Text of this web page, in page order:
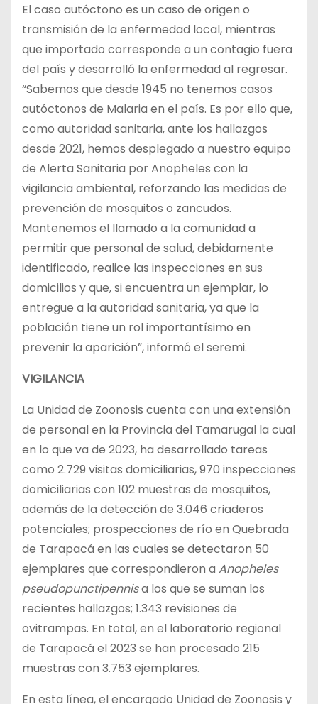
El caso autóctono es un caso de origen o
transmisión de la enfermedad local, mientras
que importado corresponde a un contagio fuera
del país y desarrolló la enfermedad al regresar.
“Sabemos que desde 1945 no tenemos casos
autóctonos de Malaria en el país. Es por ello que,
como autoridad sanitaria, ante los hallazgos
desde 2021, hemos desplegado a nuestro equipo
de Alerta Sanitaria por Anopheles con la
vigilancia ambiental, reforzando las medidas de
prevención de mosquitos o zancudos.
Mantenemos el llamado a la comunidad a
permitir que personal de salud, debidamente
identificado, realice las inspecciones en sus
domicilios y que, si encuentra un ejemplar, lo
entregue a la autoridad sanitaria, ya que la
población tiene un rol importantísimo en
prevenir la aparición”, informó el seremi.
VIGILANCIA
La Unidad de Zoonosis cuenta con una extensión
de personal en la Provincia del Tamarugal la cual
en lo que va de 2023, ha desarrollado tareas
como 2.729 visitas domiciliarias, 970 inspecciones
domiciliarias con 102 muestras de mosquitos,
además de la detección de 3.046 criaderos
potenciales; prospecciones de río en Quebrada
de Tarapacá en las cuales se detectaron 50
ejemplares que correspondieron a Anopheles
pseudopunctipennisa los que se suman los
recientes hallazgos; 1.343 revisiones de
ovitrampas. En total, en el laboratorio regional
de Tarapacá el 2023 se han procesado 215
muestras con 3.753 ejemplares.
En esta línea, el encargado Unidad de Zoonosis y